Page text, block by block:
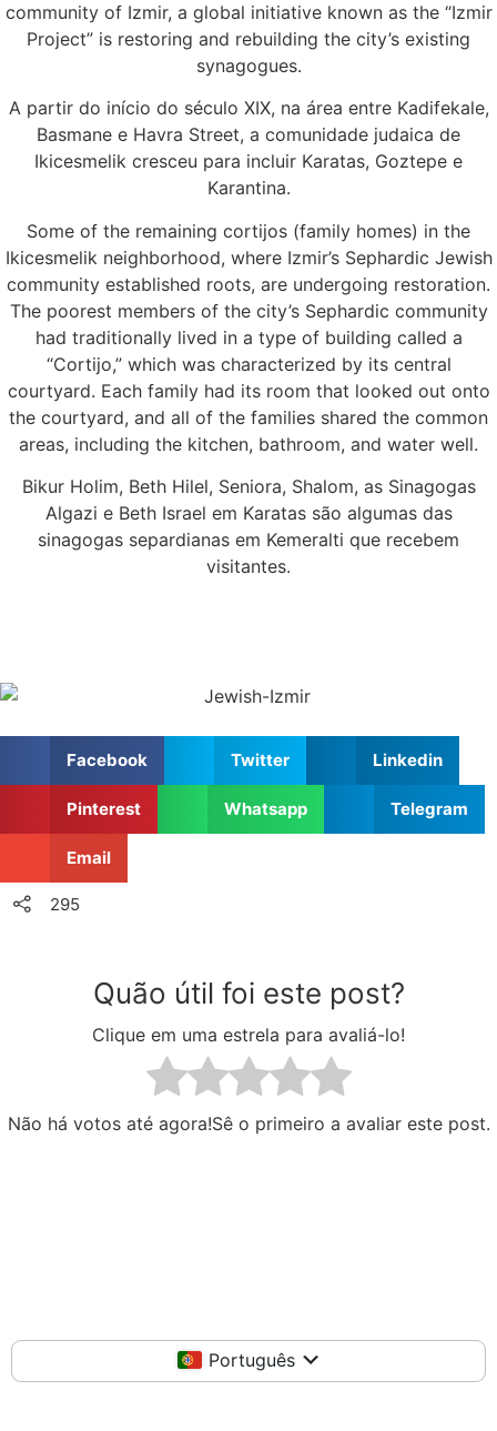
community of Izmir, a global initiative known as the “Izmir
Project” is restoring and rebuilding the city’s existing
synagogues.
A partir do início do século XIX, na área entre Kadifekale,
Basmane e Havra Street, a comunidade judaica de
Ikicesmelik cresceu para incluir Karatas, Goztepe e
Karantina.
Some of the remaining cortijos (family homes) in the
Ikicesmelik neighborhood, where Izmir’s Sephardic Jewish
community established roots, are undergoing restoration.
The poorest members of the city’s Sephardic community
had traditionally lived in a type of building called a
“Cortijo,” which was characterized by its central
courtyard. Each family had its room that looked out onto
the courtyard, and all of the families shared the common
areas, including the kitchen, bathroom, and water well.
Bikur Holim, Beth Hilel, Seniora, Shalom, as Sinagogas
Algazi e Beth Israel em Karatas são algumas das
sinagogas separdianas em Kemeralti que recebem
visitantes.
Facebook Twitter Linkedin
Pinterest Whatsapp Telegram
Email
295
Quão útil foi este post?
Clique em uma estrela para avaliá-lo!
Não há votos até agora!Sê o primeiro a avaliar este post.
Português